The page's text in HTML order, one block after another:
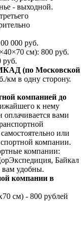
- выходной.
000 руб.
см): 800 руб.
руб.
(по Московской
км в одну сторону.
компанией до
к нему
вами
или
компании.
компании:
Байкал
вам удобны.
компании в
см) - 800 рублей